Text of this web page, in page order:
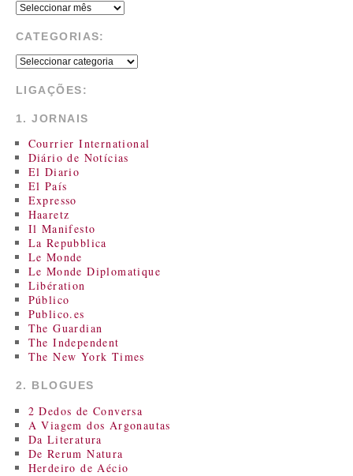
CATEGORIAS:
LIGAÇÕES:
1. JORNAIS
Courrier International
Diário de Notícias
El Diario
El País
Expresso
Haaretz
Il Manifesto
La Repubblica
Le Monde
Le Monde Diplomatique
Libération
Público
Publico.es
The Guardian
The Independent
The New York Times
2. BLOGUES
2 Dedos de Conversa
A Viagem dos Argonautas
Da Literatura
De Rerum Natura
Herdeiro de Aécio